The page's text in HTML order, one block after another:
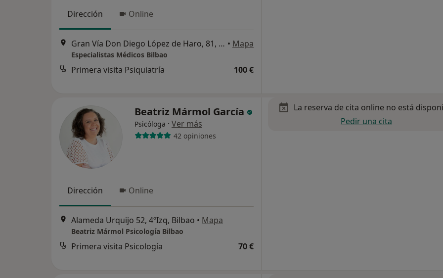
Dirección Online
Gran Vía Don Diego López de Haro, 81, Planta 3, Bilbao • Mapa
Especialistas Médicos Bilbao
Primera visita Psiquiatría 100 €
Beatriz Mármol García
Psicóloga · Ver más
42 opiniones
Dirección Online
Alameda Urquijo 52, 4ºIzq, Bilbao • Mapa
Beatriz Mármol Psicología Bilbao
Primera visita Psicología 70 €
La reserva de cita online no está
Pedir una cita